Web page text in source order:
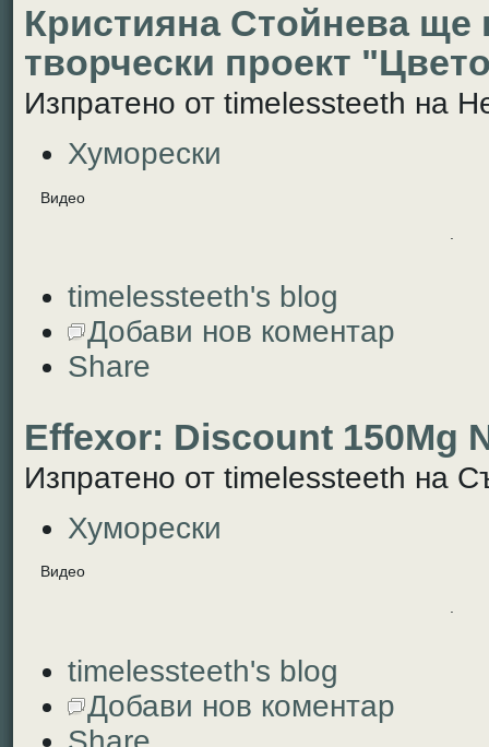
Кристияна Стойнева ще
творчески проект
Изпратено от timelessteeth на
Хуморески
Видео
timelessteeth's blog
Добави нов коментар
Share
Effexor: Discount 150Mg
Изпратено от timelessteeth на
Хуморески
Видео
.
timelessteeth's blog
Добави нов коментар